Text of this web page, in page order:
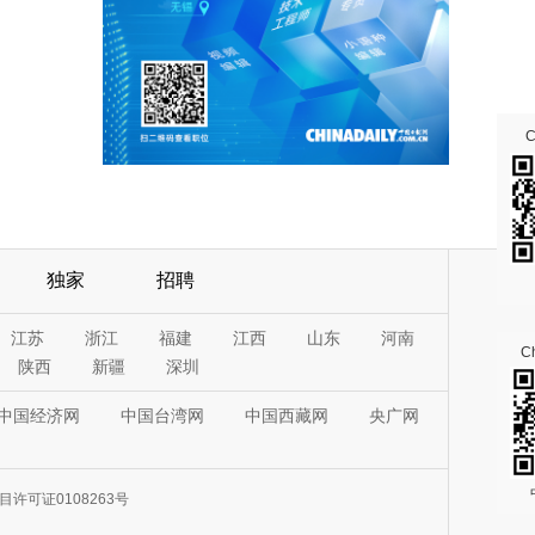
独家 招聘
江苏 浙江 福建 江西 山东
河南
陕西
新疆 深圳
国经济网 中国台湾网 中国西藏网 央广网
许可证0108263号